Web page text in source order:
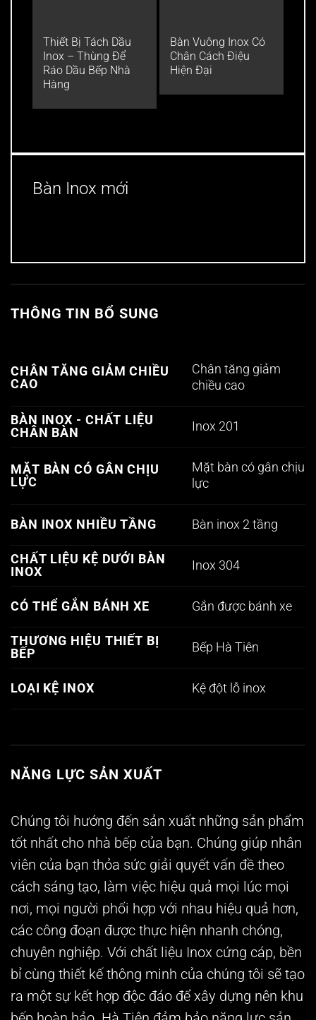
Thiết Bị Tách Dầu
Inox – Thùng Để
Ráo Dầu Bếp Nhà
Hàng
Bàn Vuông Inox Có
Chân Cách Điệu
Hiện Đại
Bàn Inox mới
THÔNG TIN BỔ SUNG
CHÂN TĂNG GIẢM CHIỀU
CAO
Chân tăng giảm
chiều cao
BÀN INOX - CHẤT LIỆU
CHÂN BÀN
Inox 201
MẶT BÀN CÓ GÂN CHỊU
LỰC
Mặt bàn có gân chịu
lực
BÀN INOX NHIỀU TẦNG Bàn inox 2 tầng
CHẤT LIỆU KỆ DƯỚI BÀN
INOX
Inox 304
CÓ THỂ GẮN BÁNH XE Gắn được bánh xe
THƯƠNG HIỆU THIẾT BỊ
BẾP
Bếp Hà Tiên
LOẠI KỆ INOX Kệ đột lỗ inox
NĂNG LỰC SẢN XUẤT
Chúng tôi hướng đến sản xuất những sản phẩm
tốt nhất cho nhà bếp của bạn. Chúng giúp nhân
viên của bạn thỏa sức giải quyết vấn đề theo
cách sáng tạo, làm việc hiệu quả mọi lúc mọi
nơi, mọi người phối hợp với nhau hiệu quả hơn,
các công đoạn được thực hiện nhanh chóng,
chuyên nghiệp. Với chất liệu Inox cứng cáp, bền
bỉ cùng thiết kế thông minh của chúng tôi sẽ tạo
ra một sự kết hợp độc đáo để xây dựng nên khu